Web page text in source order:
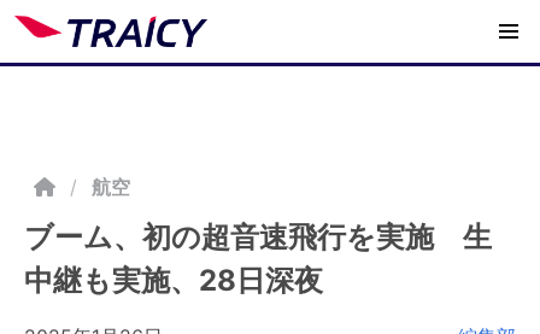
/ 航空
ブーム、初の超音速飛行を実施 生
中継も実施、28日深夜